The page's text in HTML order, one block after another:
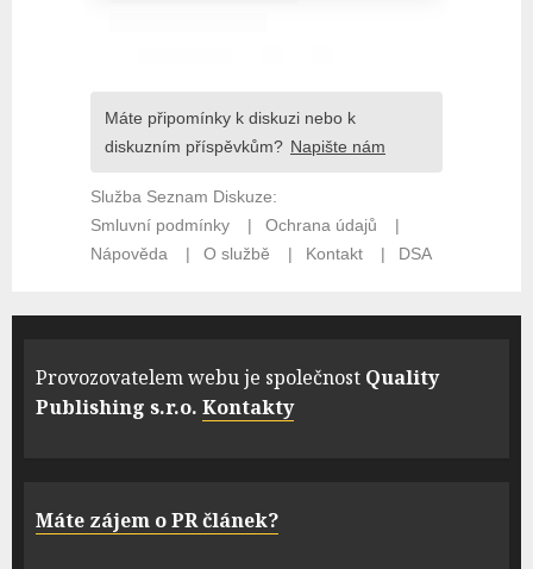
Provozovatelem webu je společnost Quality
Publishing s.r.o. Kontakty
Máte zájem o PR článek?